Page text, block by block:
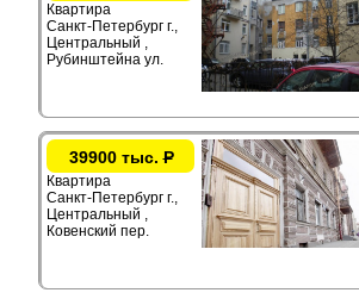
Квартира
Санкт-Петербург г.,
Центральный ,
Рубинштейна ул.
39900 тыс.Р
Квартира
Санкт-Петербург г.,
Центральный ,
Ковенский пер.